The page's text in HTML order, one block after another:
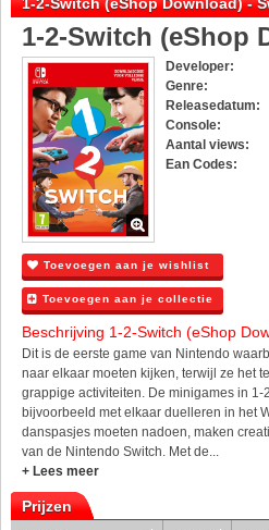
1-2-Switch (eShop
Developer:
Genre:
Releasedatum:
Console:
Aantal views:
Ean Codes:
Toevoegen aan je wishlist
Toevoegen aan je collectie
Beschrijving 1-2-Switch (eShop
Dit is de eerste game van Nintendo
naar elkaar moeten kijken, terwijl ze het
grappige activiteiten. De minigames in
bijvoorbeeld met elkaar duelleren in het
danspasjes moeten nadoen, maken
van de Nintendo Switch. Met de...
+ Lees meer
Prijzen